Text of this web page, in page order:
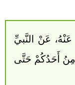
عَنْ النَّبيِّ
أَحَدُكُمْ حَتَّى